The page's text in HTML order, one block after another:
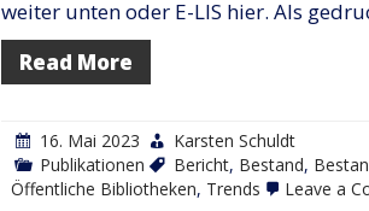
weiter unten oder E-LIS hier. Als
Read More
16. Mai 2023
Karsten Schuldt
Publikationen
Bericht, Bestand,
Öffentliche Bibliotheken, Trends Leave a